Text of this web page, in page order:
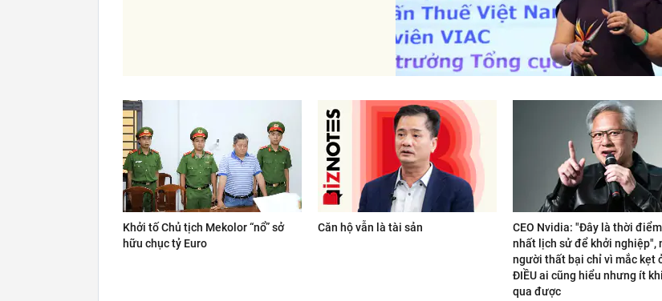
Khởi tố Chủ tịch Mekolor “nổ” sở
hữu chục tỷ Euro
Căn hộ vẫn là tài sản
CEO Nvidia: "Đây là thời
nhất lịch sử để khởi nghiệp",
người thất bại chỉ vì mắc kẹt
ĐIỀU ai cũng hiểu nhưng ít
qua được